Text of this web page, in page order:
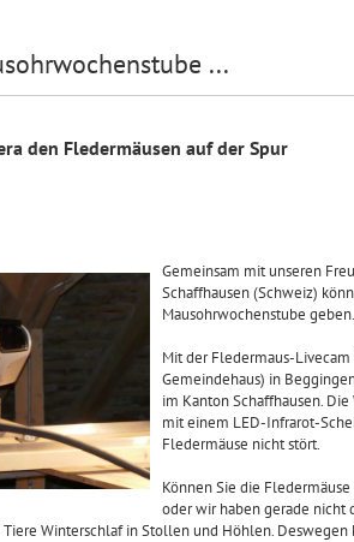
...
den Fledermäusen auf der Spur
Gemeinsam mit unseren
Schaffhausen (Schweiz)
Mausohrwochenstube geben.
Mit der Fledermaus-
Gemeindehaus) in
im Kanton Schaffhausen.
mit einem LED-Infrarot-
Fledermäuse nicht stört.
Können Sie die
oder wir haben gerade
Winterschlaf in Stollen und Höhlen.